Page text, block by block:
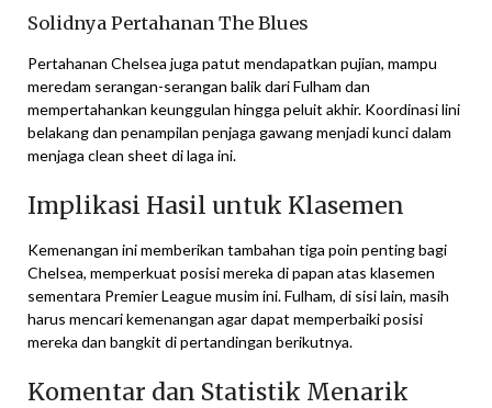
Solidnya Pertahanan The Blues
Pertahanan Chelsea juga patut mendapatkan pujian, mampu
meredam serangan-serangan balik dari Fulham dan
mempertahankan keunggulan hingga peluit akhir. Koordinasi lini
belakang dan penampilan penjaga gawang menjadi kunci dalam
menjaga clean sheet di laga ini.
Implikasi Hasil untuk Klasemen
Kemenangan ini memberikan tambahan tiga poin penting bagi
Chelsea, memperkuat posisi mereka di papan atas klasemen
sementara Premier League musim ini. Fulham, di sisi lain, masih
harus mencari kemenangan agar dapat memperbaiki posisi
mereka dan bangkit di pertandingan berikutnya.
Komentar dan Statistik Menarik